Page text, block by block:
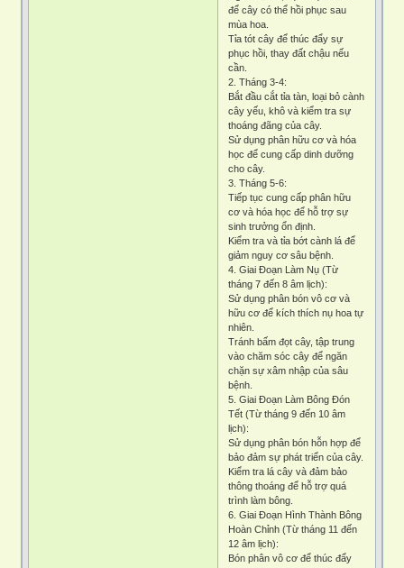
để cây có thể hồi phục sau
mùa hoa.
Tỉa tót cây để thúc đẩy sự
phục hồi, thay đất chậu nếu
cần.
2. Tháng 3-4:
Bắt đầu cắt tỉa tàn, loại bỏ cành
cây yếu, khô và kiểm tra sự
thoáng đãng của cây.
Sử dụng phân hữu cơ và hóa
học để cung cấp dinh dưỡng
cho cây.
3. Tháng 5-6:
Tiếp tục cung cấp phân hữu
cơ và hóa học để hỗ trợ sự
sinh trưởng ổn định.
Kiểm tra và tỉa bớt cành lá để
giảm nguy cơ sâu bệnh.
4. Giai Đoạn Làm Nụ (Từ
tháng 7 đến 8 âm lịch):
Sử dụng phân bón vô cơ và
hữu cơ để kích thích nụ hoa tự
nhiên.
Tránh bấm đọt cây, tập trung
vào chăm sóc cây để ngăn
chặn sự xâm nhập của sâu
bệnh.
5. Giai Đoạn Làm Bông Đón
Tết (Từ tháng 9 đến 10 âm
lịch):
Sử dụng phân bón hỗn hợp để
bảo đảm sự phát triển của cây.
Kiểm tra lá cây và đảm bảo
thông thoáng để hỗ trợ quá
trình làm bông.
6. Giai Đoạn Hình Thành Bông
Hoàn Chỉnh (Từ tháng 11 đến
12 âm lịch):
Bón phân vô cơ để thúc đẩy